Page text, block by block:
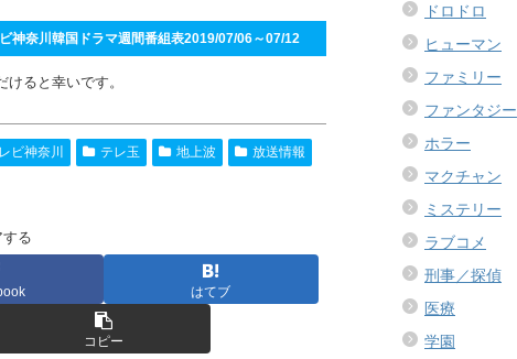
神奈川韓国ドラマ週間番組表2019/07/06～07/12
ると幸いです。
ビ神奈川 テレ玉 地上波 放送情報
する
はてブ
コピー
ドロドロ
ヒューマン
ファミリー
ファンタジー
ホラー
マクチャン
ミステリー
ラブコメ
刑事／探偵
医療
学園